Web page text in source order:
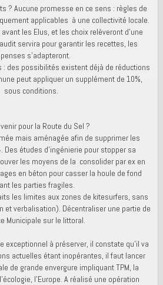
? Aucune promesse en ce sens : règles de
applicables à une collectivité locale.
les Elus, et les choix relèveront d’une
servira pour garantir les recettes, les
s’adapteront.
: des possibilités existent déjà de réductions
peut appliquer un supplément de 10%,
sous conditions.
pour la Route du Sel ?
mais aménagée afin de supprimer les
Des études d’ingénierie pour stopper sa
les moyens de la consolider par ex en
en béton pour casser la houle de fond
les parties fragiles.
les limites aux zones de kitesurfers, sans
verbalisation). Décentraliser une partie de
Municipale sur le littoral.
exceptionnel à préserver, il constate qu’il va
actuelles étant inopérantes, il faut lancer
de grande envergure impliquant TPM, la
l’Europe. A réalisé une opération